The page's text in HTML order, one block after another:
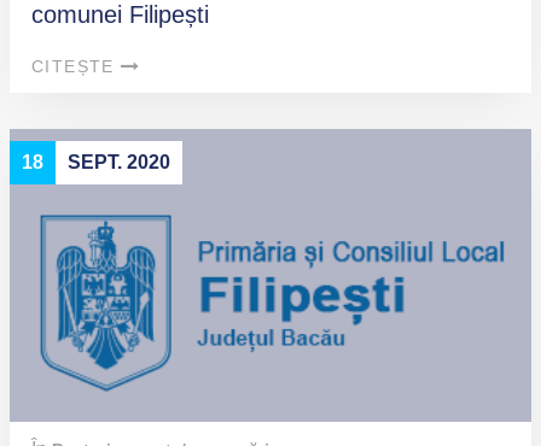
comunei Filipești
CITEȘTE
18 SEPT. 2020